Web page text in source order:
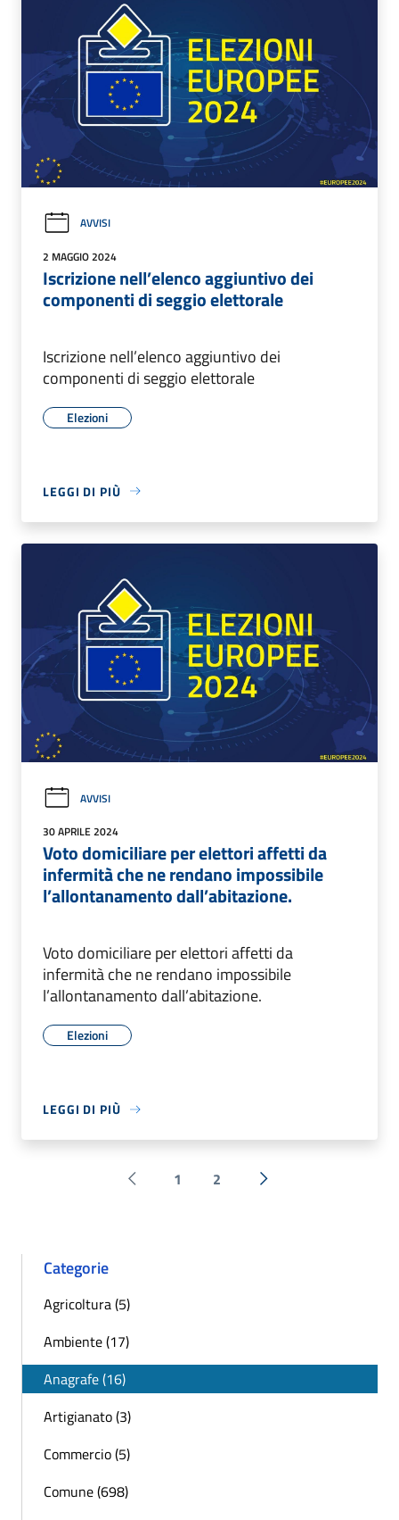
AVVISI
2 MAGGIO 2024
Iscrizione nell’elenco aggiuntivo dei
componenti di seggio elettorale
Iscrizione nell’elenco aggiuntivo dei
componenti di seggio elettorale
Elezioni
LEGGI DI PIÙ
AVVISI
30 APRILE 2024
Voto domiciliare per elettori affetti da
infermità che ne rendano impossibile
l’allontanamento dall’abitazione.
Voto domiciliare per elettori affetti da
infermità che ne rendano impossibile
l’allontanamento dall’abitazione.
Elezioni
LEGGI DI PIÙ
Pagina precedente
1 2 Successiva »
Categorie
Agricoltura (5)
Ambiente (17)
Anagrafe (16)
Artigianato (3)
Commercio (5)
Comune (698)